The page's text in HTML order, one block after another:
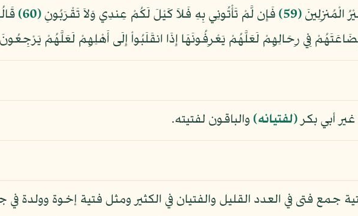
الْمُنزِلِينَ ﴿59﴾ فَإِن لَّمْ تَأْتُونِي بِهِ فَلاَ كَيْلَ لَكُمْ عِندِي وَلاَ تَقْرَبُونِ ﴿60﴾
فِي رِحَالِهِمْ لَعَلَّهُمْ يَعْرِفُونَهَا إِذَا انقَلَبُواْ إِلَى أَهْلِهِمْ لَعَلَّهُمْ يَرْجِعُونَ
أبي بكر﴿لفتيانه﴾ والباقون لفتيته.
جمع فتى في العدد القليل والفتيان في الكثير ومثل فتية إخوة وولدة